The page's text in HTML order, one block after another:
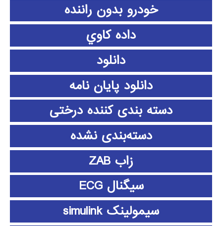
خودرو بدون راننده
داده كاوي
دانلود
دانلود پايان نامه
دسته بندی کننده درختی
دسته‌بندی نشده
زاب ZAB
سیگنال ECG
سیمولینک simulink